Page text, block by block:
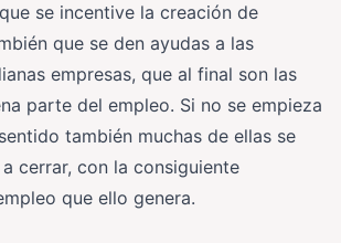
se incentive la creación de
que se den ayudas a las
empresas, que al final son las
parte del empleo. Si no se empieza
también muchas de ellas se
cerrar, con la consiguiente
que ello genera.